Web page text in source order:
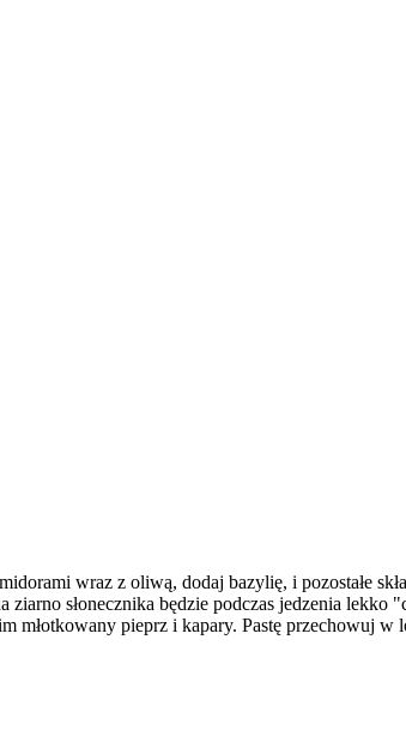
wraz z oliwą, dodaj bazylię, i pozostałe
słonecznika będzie podczas jedzenia lekko
młotkowany pieprz i kapary. Pastę przechowuj